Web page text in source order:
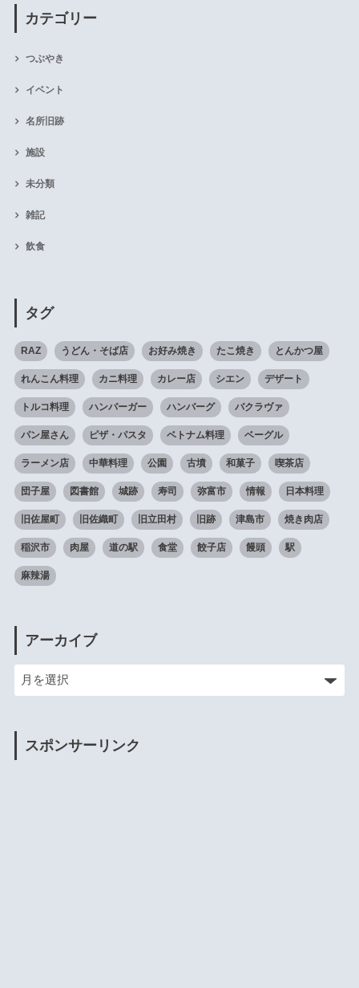
カテゴリー
つぶやき
イベント
名所旧跡
施設
未分類
雑記
飲食
タグ
RAZ うどん・そば店 お好み焼き たこ焼き とんかつ屋
れんこん料理 カニ料理 カレー店 シエン デザート
トルコ料理 ハンバーガー ハンバーグ バクラヴァ
パン屋さん ピザ・パスタ ベトナム料理 ベーグル
ラーメン店 中華料理 公園 古墳 和菓子 喫茶店
団子屋 図書館 城跡 寿司 弥富市 情報 日本料理
旧佐屋町 旧佐織町 旧立田村 旧跡 津島市 焼き肉店
稲沢市 肉屋 道の駅 食堂 餃子店 饅頭 駅
麻辣湯
アーカイブ
スポンサーリンク